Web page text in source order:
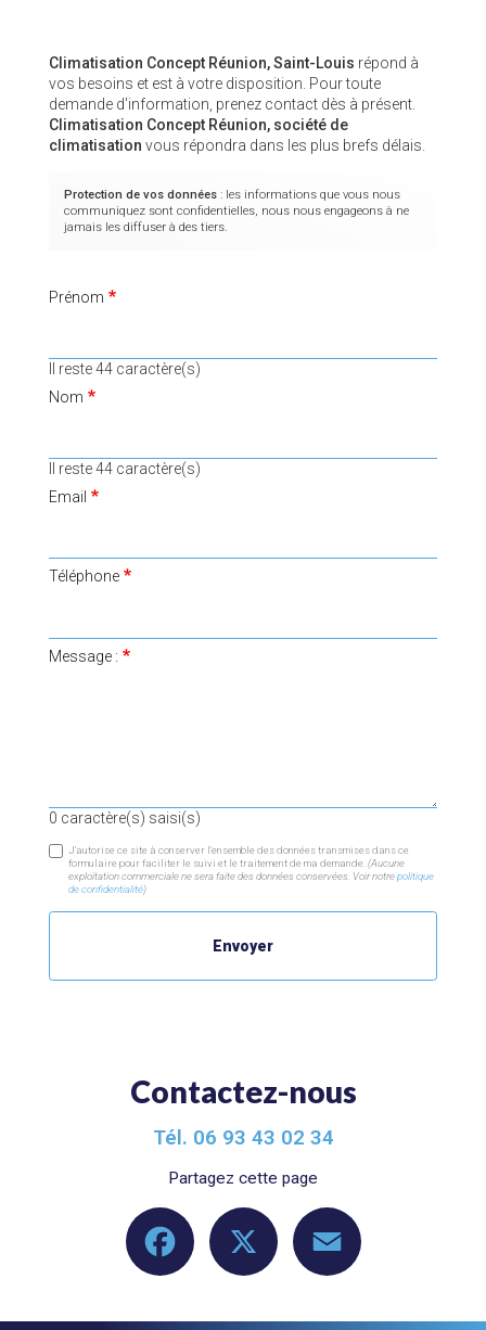
Climatisation Concept Réunion, Saint-Louis répond à
vos besoins et est à votre disposition. Pour toute
demande d'information, prenez contact dès à présent.
Climatisation Concept Réunion, société de
climatisation vous répondra dans les plus brefs délais.
Protection de vos données : les informations que vous nous
communiquez sont confidentielles, nous nous engageons à ne
jamais les diffuser à des tiers.
Prénom
Il reste44 caractère(s)
Nom
Il reste44 caractère(s)
Email
Téléphone
Message :
0 caractère(s) saisi(s)
J'autorise ce site à conserver l'ensemble des données transmises dans ce
formulaire pour faciliter le suivi et le traitement de ma demande.(Aucune
exploitation commerciale ne sera faite des données conservées. Voir notrepolitique
de confidentialité)
Contactez-nous
Tél. 06 93 43 02 34
Partagez cette page
Facebook